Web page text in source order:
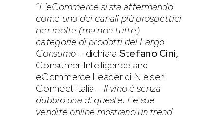
“L’eCommerce si sta affermando
come uno dei canali più prospettici
per molte (ma non tutte)
categorie di prodotti del Largo
Consumo– dichiara Stefano Cini,
Consumer Intelligence and
eCommerce Leader di Nielsen
Connect Italia –Il vino è senza
dubbio una di queste. Le sue
vendite online mostrano un trend